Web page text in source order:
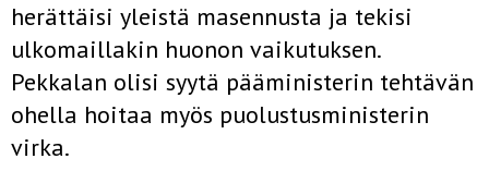
herättäisi yleistä masennusta ja tekisi
ulkomaillakin huonon vaikutuksen.
Pekkalan olisi syytä pääministerin tehtävän
ohella hoitaa myös puolustusministerin
virka.